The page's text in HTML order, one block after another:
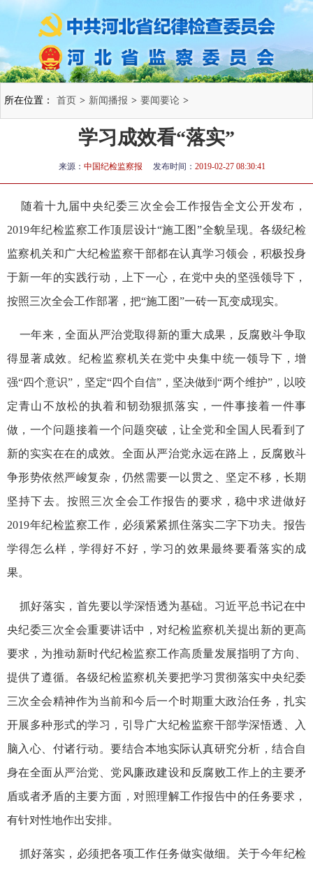
所在位置： 首页 > 新闻播报 > 要闻要论 >
学习成效看“落实”
来源： 中国纪检监察报 发布时间： 2019-02-27 08:30:41
随着十九届中央纪委三次全会工作报告全文公开发布，
2019年纪检监察工作顶层设计“施工图”全貌呈现。各级纪检
监察机关和广大纪检监察干部都在认真学习领会，积极投身
于新一年的实践行动，上下一心，在党中央的坚强领导下，
按照三次全会工作部署，把“施工图”一砖一瓦变成现实。
一年来，全面从严治党取得新的重大成果，反腐败斗争取
得显著成效。纪检监察机关在党中央集中统一领导下，增
强“四个意识”，坚定“四个自信”，坚决做到“两个维护”，以咬
定青山不放松的执着和韧劲狠抓落实，一件事接着一件事
做，一个问题接着一个问题突破，让全党和全国人民看到了
新的实实在在的成效。全面从严治党永远在路上，反腐败斗
争形势依然严峻复杂，仍然需要一以贯之、坚定不移，长期
坚持下去。按照三次全会工作报告的要求，稳中求进做好
2019年纪检监察工作，必须紧紧抓住落实二字下功夫。报告
学得怎么样，学得好不好，学习的效果最终要看落实的成
果。
抓好落实，首先要以学深悟透为基础。习近平总书记在中
央纪委三次全会重要讲话中，对纪检监察机关提出新的更高
要求，为推动新时代纪检监察工作高质量发展指明了方向、
提供了遵循。各级纪检监察机关要把学习贯彻落实中央纪委
三次全会精神作为当前和今后一个时期重大政治任务，扎实
开展多种形式的学习，引导广大纪检监察干部学深悟透、入
脑入心、付诸行动。要结合本地实际认真研究分析，结合自
身在全面从严治党、党风廉政建设和反腐败工作上的主要矛
盾或者矛盾的主要方面，对照理解工作报告中的任务要求，
有针对性地作出安排。
抓好落实，必须把各项工作任务做实做细。关于今年纪检